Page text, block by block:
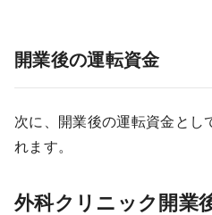
開業後の運転資金
次に、開業後の運転資金とし
れます。
外科クリニック開業